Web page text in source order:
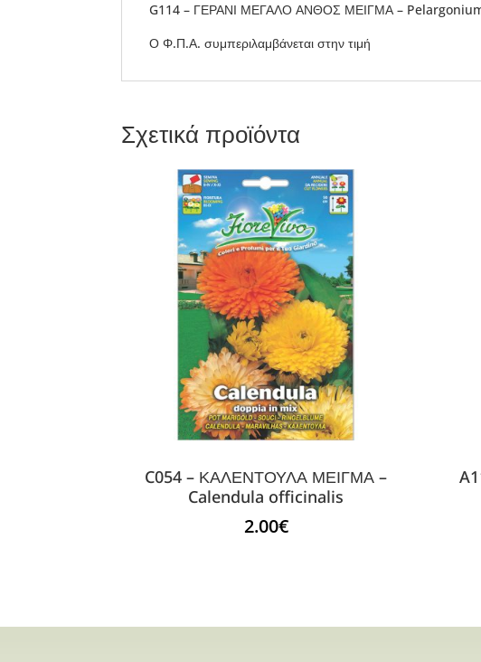
G114 – ΓΕΡΑΝΙ ΜΕΓΑΛΟ ΑΝΘΟΣ ΜΕΙΓΜΑ –
Ο Φ.Π.Α. συμπεριλαμβάνεται στην τιμή
Σχετικά προϊόντα
C054 – ΚΑΛΕΝΤΟΥΛΑ ΜΕΙΓΜΑ –
Calendula officinalis
2.00€